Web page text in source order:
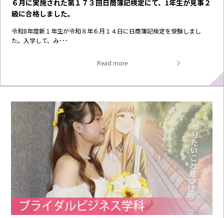
６月に実施された第１７３回日商簿記検定にて、1年生が見事２
級に合格しました。
令和8年度新１年生が令和８年６月１４日に日商簿記検定を受験しまし
た。入学して、み･･･
Read more